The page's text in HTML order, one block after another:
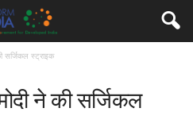
सर्जिकल स्ट्राइक
ने की सर्जिकल